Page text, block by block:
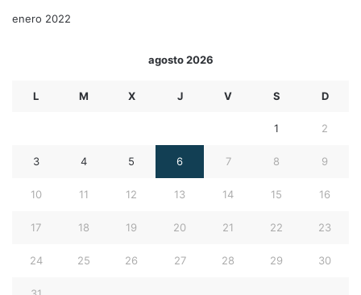
enero 2022
agosto 2026
L M X J V S D
1 2
3 4 5 6 7 8 9
10 11 12 13 14 15 16
17 18 19 20 21 22 23
24 25 26 27 28 29 30